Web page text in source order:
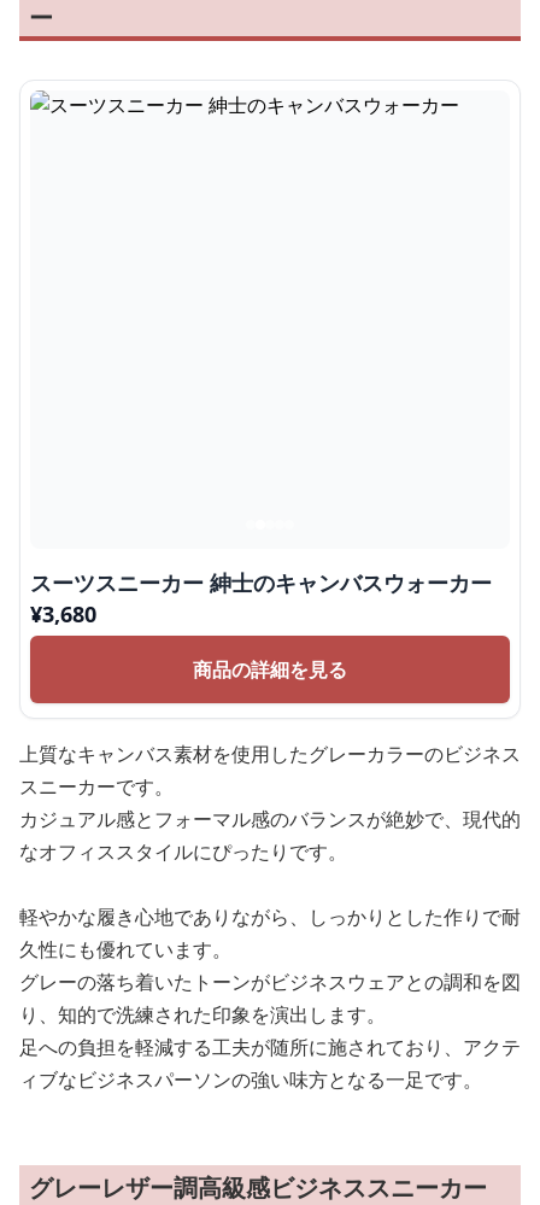
ー
スーツスニーカー 紳士のキャンバスウォーカー
¥3,680
商品の詳細を見る
上質なキャンバス素材を使用したグレーカラーのビジネス
スニーカーです。
カジュアル感とフォーマル感のバランスが絶妙で、現代的
なオフィススタイルにぴったりです。
軽やかな履き心地でありながら、しっかりとした作りで耐
久性にも優れています。
グレーの落ち着いたトーンがビジネスウェアとの調和を図
り、知的で洗練された印象を演出します。
足への負担を軽減する工夫が随所に施されており、アクテ
ィブなビジネスパーソンの強い味方となる一足です。
グレーレザー調高級感ビジネススニーカー